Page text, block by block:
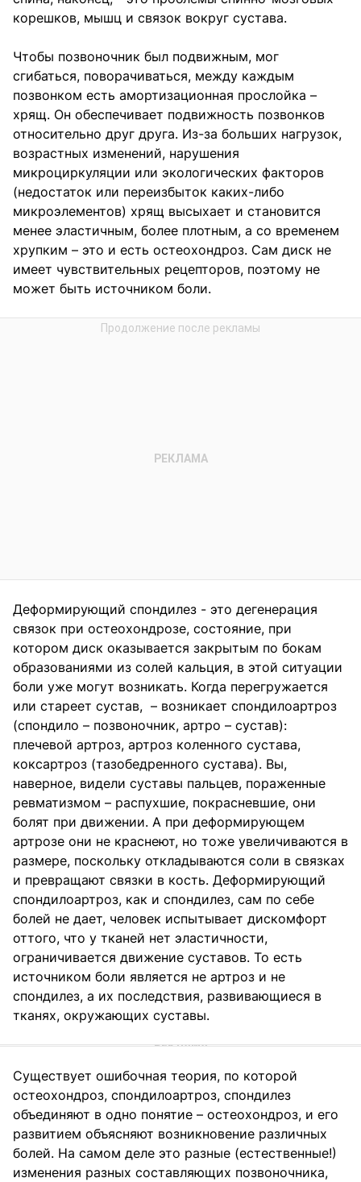
корешков, мышц и связок вокруг сустава.
Чтобы позвоночник был подвижным, мог
сгибаться, поворачиваться, между каждым
позвонком есть амортизационная прослойка –
хрящ. Он обеспечивает подвижность позвонков
относительно друг друга. Из-за больших нагрузок,
возрастных изменений, нарушения
микроциркуляции или экологических факторов
(недостаток или переизбыток каких-либо
микроэлементов) хрящ высыхает и становится
менее эластичным, более плотным, а со временем
хрупким – это и есть остеохондроз. Сам диск не
имеет чувствительных рецепторов, поэтому не
может быть источником боли.
Деформирующий спондилез - это дегенерация
связок при остеохондрозе, состояние, при
котором диск оказывается закрытым по бокам
образованиями из солей кальция, в этой ситуации
боли уже могут возникать. Когда перегружается
или стареет сустав, – возникает спондилоартроз
(спондило – позвоночник, артро – сустав):
плечевой артроз, артроз коленного сустава,
коксартроз (тазобедренного сустава). Вы,
наверное, видели суставы пальцев, пораженные
ревматизмом – распухшие, покрасневшие, они
болят при движении. А при деформирующем
артрозе они не краснеют, но тоже увеличиваются в
размере, поскольку откладываются соли в связках
и превращают связки в кость. Деформирующий
спондилоартроз, как и спондилез, сам по себе
болей не дает, человек испытывает дискомфорт
оттого, что у тканей нет эластичности,
ограничивается движение суставов. То есть
источником боли является не артроз и не
спондилез, а их последствия, развивающиеся в
тканях, окружающих суставы.
Существует ошибочная теория, по которой
остеохондроз, спондилоартроз, спондилез
объединяют в одно понятие – остеохондроз, и его
развитием объясняют возникновение различных
болей. На самом деле это разные (естественные!)
изменения разных составляющих позвоночника,